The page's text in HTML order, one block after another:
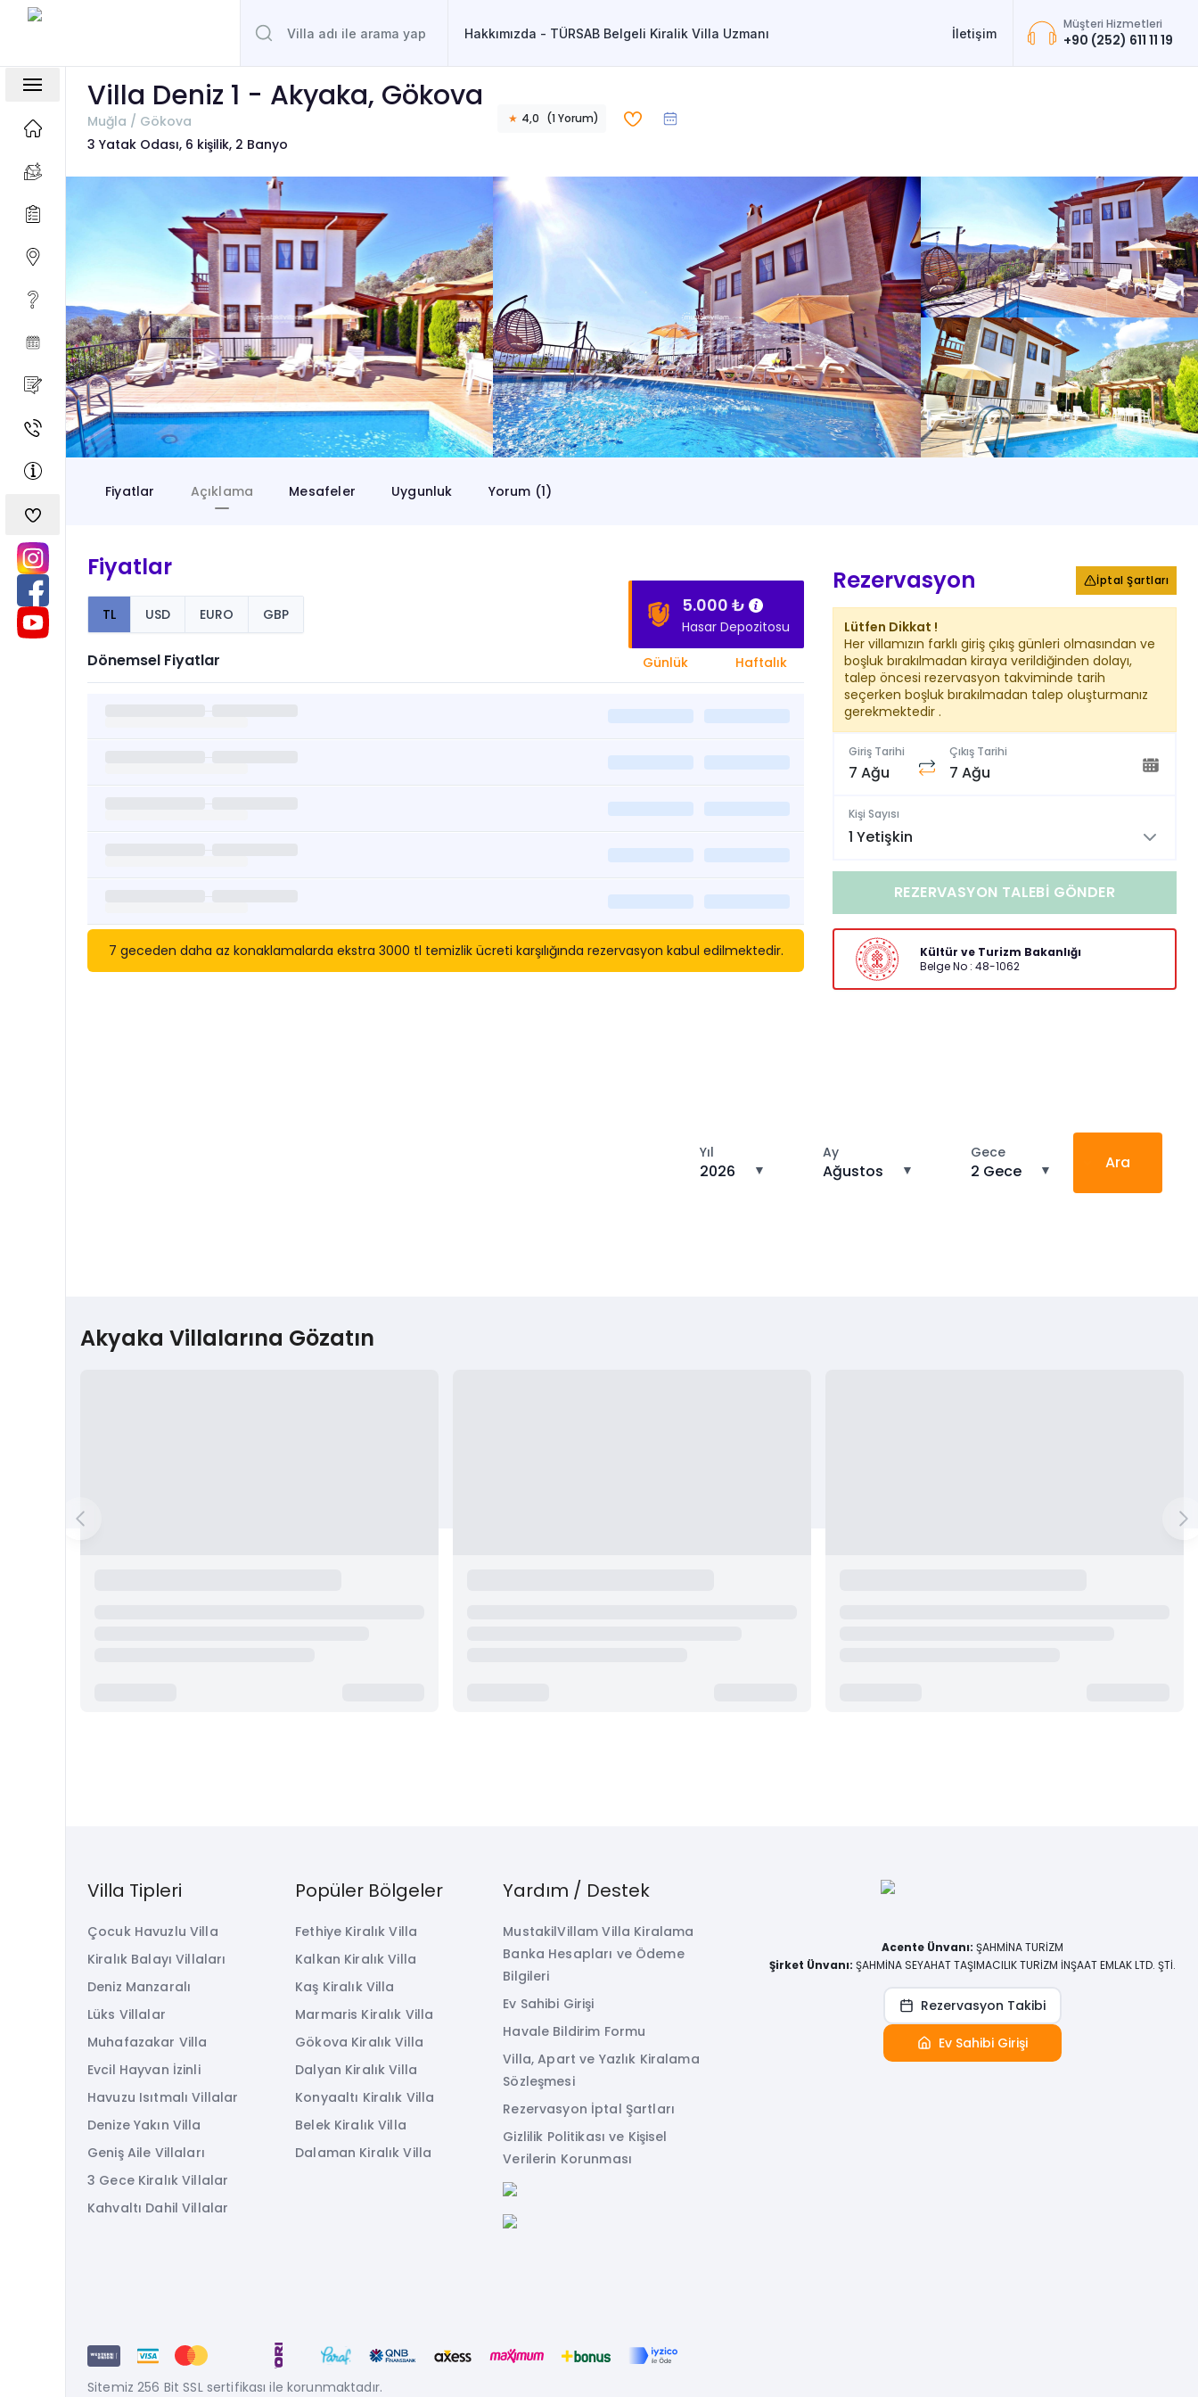
Hakkımızda - TÜRSAB Belgeli Kiralik Villa Uzmanı İletişim
Müşteri Hizmetleri
+90 (252) 611 11 19
Villa Deniz 1 - Akyaka, Gökova
Muğla / Gökova
3 Yatak Odası, 6 kişilik, 2 Banyo
★ 4,0 (1Yorum)
Fiyatlar
Açıklama Mesafeler Uygunluk Yorum (1)
Fiyatlar
TL USD EURO GBP 5.000 ₺
Hasar Depozitosu
Dönemsel Fiyatlar Günlük Haftalık
7 geceden daha az konaklamalarda ekstra 3000 tl temizlik ücreti karşılığında rezervasyon kabul edilmektedir.
Rezervasyon İptal Şartları
Lütfen Dikkat !
Her villamızın farklı giriş çıkış günleri olmasından ve
boşluk bırakılmadan kiraya verildiğinden dolayı,
talep öncesi rezervasyon takviminde tarih
seçerken boşluk bırakılmadan talep oluşturmanız
gerekmektedir .
Giriş Tarihi
7 Ağu
Çıkış Tarihi
7 Ağu
Kişi Sayısı
1 Yetişkin
REZERVASYON TALEBI GÖNDER
Kültür ve Turizm Bakanlığı
Belge No : 48-1062
Yıl
2026 ▼
Ay
Ağustos ▼
Gece
2 Gece ▼ Ara
Akyaka Villalarına Gözatın
Villa Tipleri
Çocuk Havuzlu Villa
Kiralık Balayı Villaları
Deniz Manzaralı
Lüks Villalar
Muhafazakar Villa
Evcil Hayvan İzinli
Havuzu Isıtmalı Villalar
Denize Yakın Villa
Geniş Aile Villaları
3 Gece Kiralık Villalar
Kahvaltı Dahil Villalar
Popüler Bölgeler
Fethiye Kiralık Villa
Kalkan Kiralık Villa
Kaş Kiralık Villa
Marmaris Kiralık Villa
Gökova Kiralık Villa
Dalyan Kiralık Villa
Konyaaltı Kiralık Villa
Belek Kiralık Villa
Dalaman Kiralık Villa
Yardım / Destek
MustakilVillam Villa Kiralama
Banka Hesapları ve Ödeme
Bilgileri
Ev Sahibi Girişi
Havale Bildirim Formu
Villa, Apart ve Yazlık Kiralama
Sözleşmesi
Rezervasyon İptal Şartları
Gizlilik Politikası ve Kişisel
Verilerin Korunması
Acente Ünvanı: ŞAHMİNA TURİZM
Şirket Ünvanı: ŞAHMİNA SEYAHAT TAŞIMACILIK TURİZM İNŞAAT EMLAK LTD. ŞTİ.
Rezervasyon Takibi
Ev Sahibi Girişi
Sitemiz 256 Bit SSL sertifikası ile korunmaktadır.